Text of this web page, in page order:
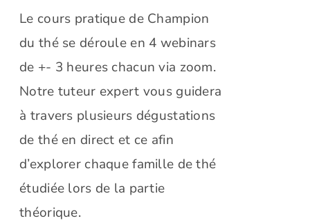
Le cours pratique de Champion
du thé se déroule en 4 webinars
de +- 3 heures chacun via zoom.
Notre tuteur expert vous guidera
à travers plusieurs dégustations
de thé en direct et ce afin
d’explorer chaque famille de thé
étudiée lors de la partie
théorique.